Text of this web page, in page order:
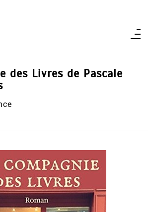
des Livres de Pascale